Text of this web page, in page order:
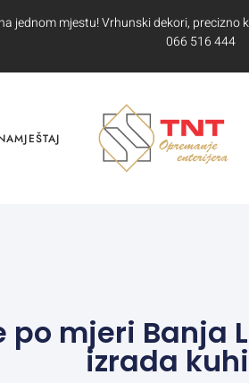
jednom mjestu! Vrhunski dekori,
066 516 444
po mjeri Banja
izrada